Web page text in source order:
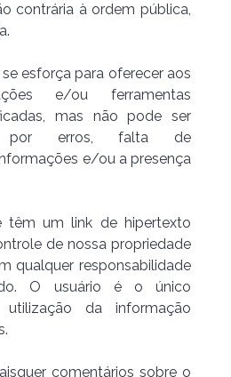
contrária à ordem pública,
esforça para oferecer aos
e/ou ferramentas
mas não pode ser
por erros, falta de
e/ou a presença
têm um link de hipertexto
de nossa propriedade
qualquer responsabilidade
O usuário é o único
utilização da informação
comentários sobre o